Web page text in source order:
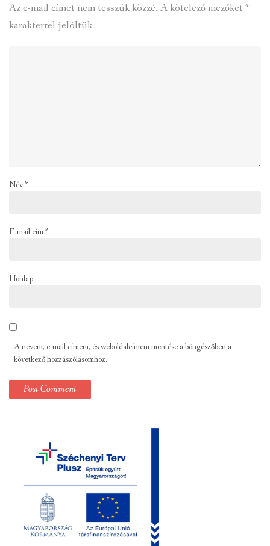
Az e-mail címet nem tesszük közzé. A kötelező mezőket *
karakterrel jelöltük
Név*
E-mail cím*
Honlap
A nevem, e-mail címem, és weboldalcímem mentése a böngészőben a
következő hozzászólásomhoz.